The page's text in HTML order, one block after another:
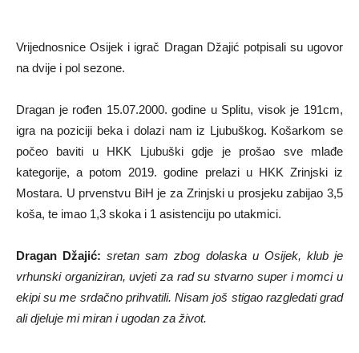
Vrijednosnice Osijek i igrač Dragan Džajić potpisali su ugovor
na dvije i pol sezone.
Dragan je rođen 15.07.2000. godine u Splitu, visok je 191cm,
igra na poziciji beka i dolazi nam iz Ljubuškog. Košarkom se
počeo baviti u HKK Ljubuški gdje je prošao sve mlađe
kategorije, a potom 2019. godine prelazi u HKK Zrinjski iz
Mostara. U prvenstvu BiH je za Zrinjski u prosjeku zabijao 3,5
koša, te imao 1,3 skoka i 1 asistenciju po utakmici.
Dragan Džajić: sretan sam zbog dolaska u Osijek, klub je
vrhunski organiziran, uvjeti za rad su stvarno super i momci u
ekipi su me srdačno prihvatili. Nisam još stigao razgledati grad
ali djeluje mi miran i ugodan za život.